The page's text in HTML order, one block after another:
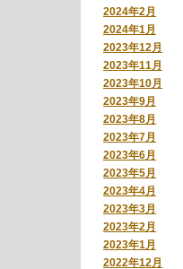
2024年2月
2024年1月
2023年12月
2023年11月
2023年10月
2023年9月
2023年8月
2023年7月
2023年6月
2023年5月
2023年4月
2023年3月
2023年2月
2023年1月
2022年12月